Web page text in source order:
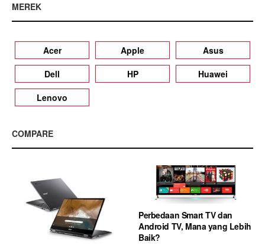
MEREK
Acer Apple
Asus
Dell
HP
Huawei
Lenovo
COMPARE
Perbedaan Smart TV dan
Android TV, Mana yang Lebih
Baik?